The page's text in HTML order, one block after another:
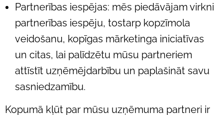
Partnerības iespējas: mēs piedāvājam virkni
partnerības iespēju, tostarp kopzīmola
veidošanu, kopīgas mārketinga iniciatīvas
un citas, lai palīdzētu mūsu partneriem
attīstīt uzņēmējdarbību un paplašināt savu
sasniedzamību.
Kopumā kļūt par mūsu uzņēmuma partneri ir